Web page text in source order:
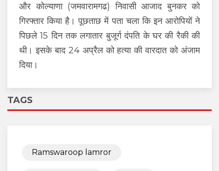
और कोल्याणा (जमवारामगढ) निवासी आजाद बुनकर को
गिरफ्तार किया है। पूछताछ में पता चला कि इन आरोपियों ने
पिछले 15 दिन तक लगातार बुजूर्ग दंपति के घर की रैकी की
थी। इसके बाद 24 अप्रैल को हत्या की वारदात को अंजाम
दिया।
TAGS
Ramswaroop lamror